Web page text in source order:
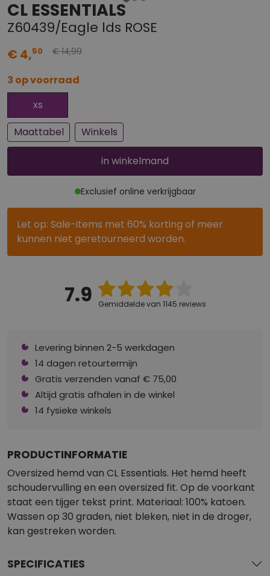
CL ESSENTIALS
Z60439/Eagle lds ROSE
€ 4,50 € 14,99
3 op voorraad
Bijna uitverkocht
xs
Maattabel
Winkels
in winkelmand
Exclusief online verkrijgbaar
Let op: Sale-items met 60% korting of meer
kunnen niet geretourneerd worden.
7.9 Gemiddelde van 1145 reviews
Levering binnen 2-5 werkdagen
14 dagen retourtermijn
Gratis verzenden vanaf € 75,00
Altijd gratis afhalen in de winkel
14 fysieke winkels
PRODUCTINFORMATIE
Oversized hemd van CL Essentials. Het hemd heeft
schoudervulling en een oversized fit. Op de voorkant
staat een tijger tekst print. Materiaal: 100% katoen.
Wassen op 30 graden, niet bleken, niet in de droger,
kan gestreken worden.
SPECIFICATIES